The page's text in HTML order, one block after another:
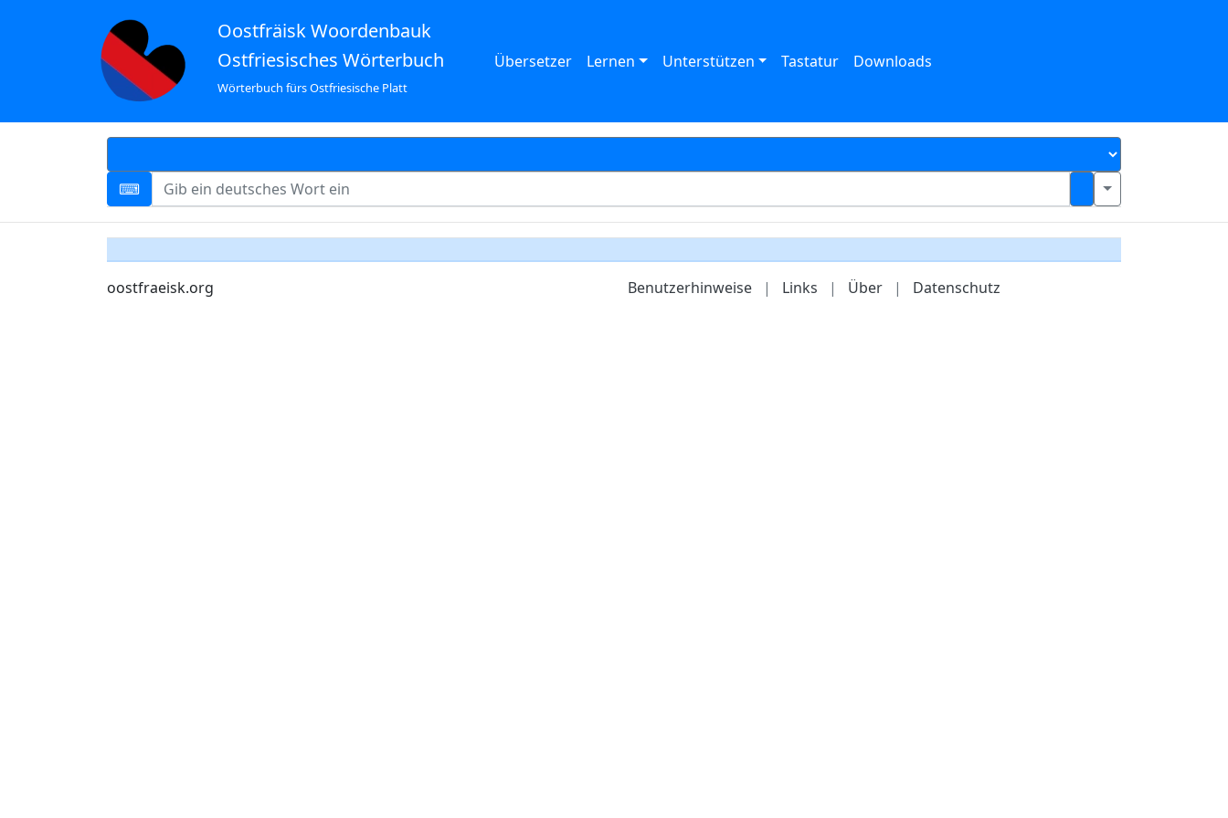
Oostfräisk Woordenbauk
Ostfriesisches Wörterbuch
Wörterbuch fürs Ostfriesische Platt
Übersetzer Lernen Unterstützen Tastatur Downloads
oostfraeisk.org Benutzerhinweise | Links | Über | Datenschutz